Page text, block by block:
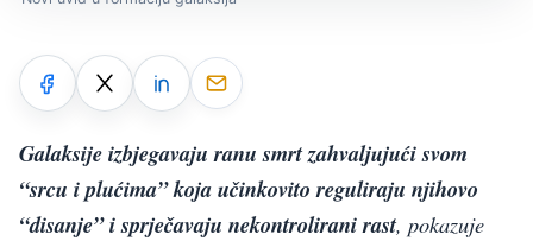
Galaksije izbjegavaju ranu smrt zahvaljujući svom
“srcu i plućima” koja učinkovito reguliraju njihovo
“disanje” i sprječavaju nekontrolirani rast, pokazuje